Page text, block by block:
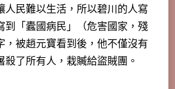
人民難以生活，所以碧川的人寫
到「蠹國病民」（危害國家，殘
，被趙元寶看到後，他不僅沒有
殺了所有人，栽贓給盜賊團。